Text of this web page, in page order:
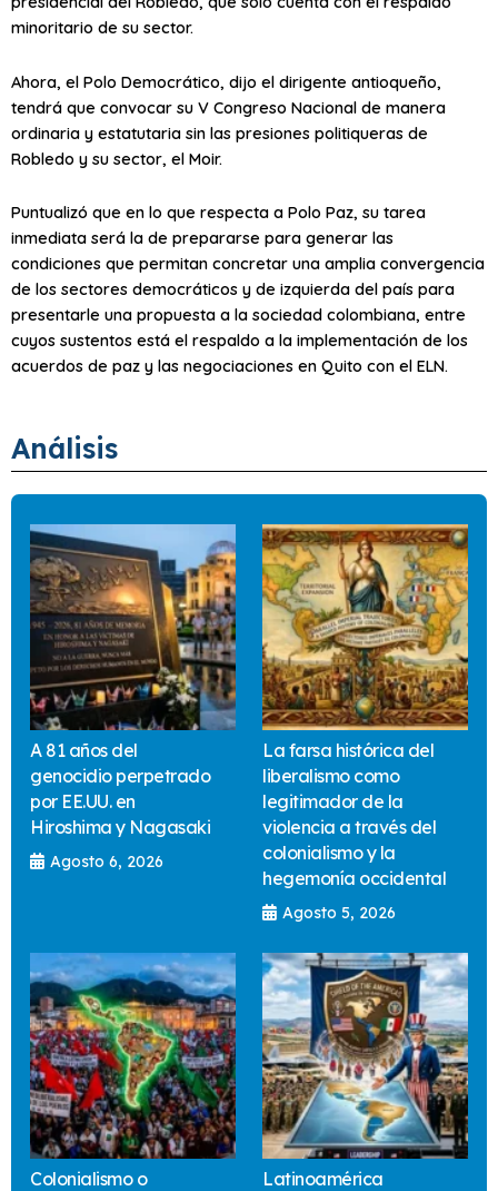
minoritario de su sector.
Ahora, el Polo Democrático, dijo el dirigente antioqueño,
tendrá que convocar su V Congreso Nacional de manera
ordinaria y estatutaria sin las presiones politiqueras de
Robledo y su sector, el Moir.
Puntualizó que en lo que respecta a Polo Paz, su tarea
inmediata será la de prepararse para generar las
condiciones que permitan concretar una amplia convergencia
de los sectores democráticos y de izquierda del país para
presentarle una propuesta a la sociedad colombiana, entre
cuyos sustentos está el respaldo a la implementación de los
acuerdos de paz y las negociaciones en Quito con el ELN.
Análisis
A 81 años del
genocidio perpetrado
por EE.UU. en
Hiroshima y Nagasaki
Agosto 6, 2026
La farsa histórica del
liberalismo como
legitimador de la
violencia a través del
colonialismo y la
hegemonía occidental
Agosto 5, 2026
Colonialismo o
Latinoamérica